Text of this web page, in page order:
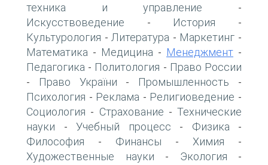
техника и управление -
Искусствоведение - История -
Культурология - Литература - Маркетинг -
Математика - Медицина - Менеджмент -
Педагогика - Политология - Право России
- Право України - Промышленность -
Психология - Реклама - Религиоведение -
Социология - Страхование - Технические
науки - Учебный процесс - Физика -
Философия - Финансы - Химия -
Художественные науки - Экология -